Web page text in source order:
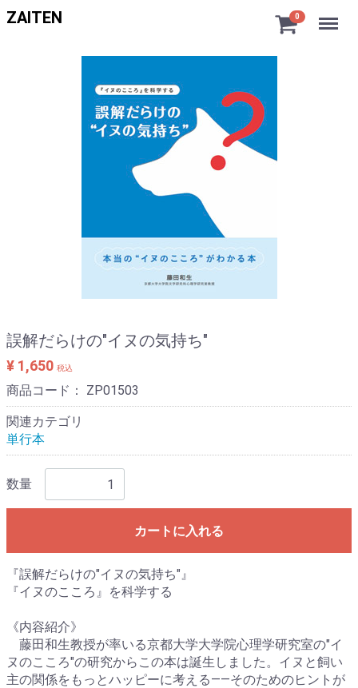
ZAITEN 0 Menu
誤解だらけの"イヌの気持ち"
¥ 1,650 税込
商品コード： ZP01503
関連カテゴリ
単行本
数量
カートに入れる
『誤解だらけの"イヌの気持ち"』
『イヌのこころ』を科学する
《内容紹介》
藤田和生教授が率いる京都大学大学院心理学研究室の"イ
ヌのこころ"の研究からこの本は誕生しました。イヌと飼い
主の関係をもっとハッピーに考える――そのためのヒントが